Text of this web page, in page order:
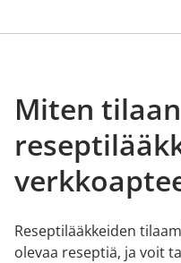
Miten tilaan
Reseptilääkkeiden
olevaa reseptiä, ja voit